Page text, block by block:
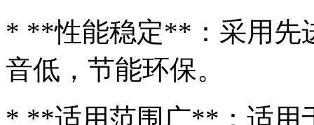
* **性能稳定**：采用先
音低，节能环保。
* **适用范围广**：适用